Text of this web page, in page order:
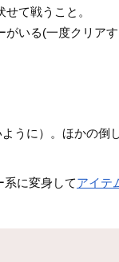
て戦うこと。
がいる(一度クリア
うに）。ほかの倒
に変身してアイテ